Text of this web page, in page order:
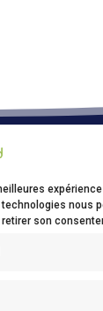
nous
son
17
03